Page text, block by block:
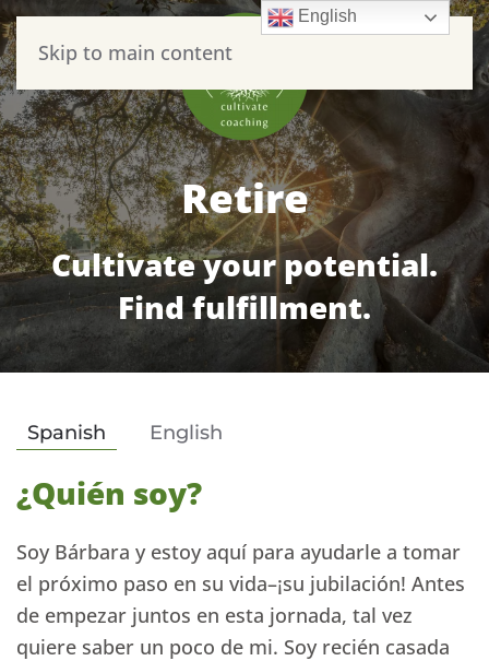
Skip to main content
Retire
Cultivate your potential.
Find fulfillment.
Spanish English
¿Quién soy?
Soy Bárbara y estoy aquí para ayudarle a tomar
el próximo paso en su vida–¡su jubilación! Antes
de empezar juntos en esta jornada, tal vez
quiere saber un poco de mi. Soy recién casada
English